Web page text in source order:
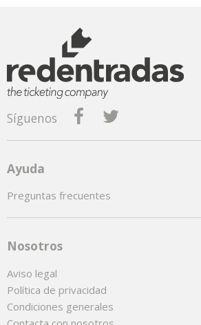
Síguenos
Ayuda
Preguntas frecuentes
Nosotros
Aviso legal
Política de privacidad
Condiciones generales